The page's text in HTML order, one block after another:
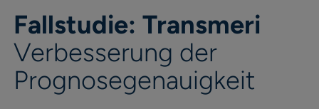
Fallstudie: Transmeri
Verbesserung der
Prognosegenauigkeit